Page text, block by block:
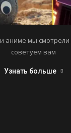
аниме мы смотрели
советуем вам
Узнать больше